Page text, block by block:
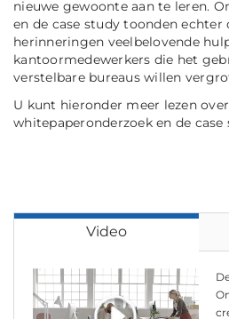
nieuwe gewoonte aan te leren.
en de case study toonden echter
herinneringen veelbelovende
kantoormedewerkers die het
verstelbare bureaus willen
U kunt hieronder meer lezen
whitepaperonderzoek en de case
Video